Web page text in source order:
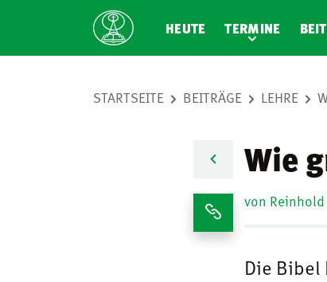
HEUTE TERMINE
STARTSEITE BEITRÄGE LEHRE
Wie
von
Die Bibel